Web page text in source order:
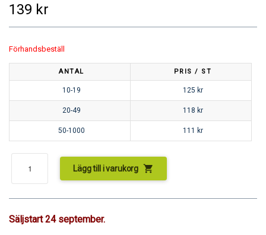
139 kr
Förhandsbeställ
ANTAL PRIS / ST
10-19 125 kr
20-49 118 kr
50-1000 111 kr
Lägg till i varukorg shopping_cart
Säljstart 24 september.